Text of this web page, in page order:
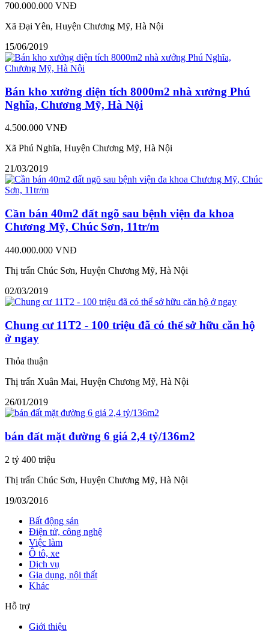
700.000.000 VNĐ
Xã Đại Yên, Huyện Chương Mỹ, Hà Nội
15/06/2019
Bán kho xưởng diện tích 8000m2 nhà xưởng Phú
Nghĩa, Chương Mỹ, Hà Nội
4.500.000 VNĐ
Xã Phú Nghĩa, Huyện Chương Mỹ, Hà Nội
21/03/2019
Cần bán 40m2 đất ngõ sau bệnh viện đa khoa
Chương Mỹ, Chúc Sơn, 11tr/m
440.000.000 VNĐ
Thị trấn Chúc Sơn, Huyện Chương Mỹ, Hà Nội
02/03/2019
Chung cư 11T2 - 100 triệu đã có thể sở hữu căn hộ
ở ngay
Thỏa thuận
Thị trấn Xuân Mai, Huyện Chương Mỹ, Hà Nội
26/01/2019
bán đất mặt đường 6 giá 2,4 tỷ/136m2
2 tỷ 400 triệu
Thị trấn Chúc Sơn, Huyện Chương Mỹ, Hà Nội
19/03/2016
Bất động sản
Điện tử, công nghệ
Việc làm
Ô tô, xe
Dịch vụ
Gia dụng, nội thất
Khác
Hỗ trợ
Giới thiệu